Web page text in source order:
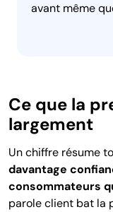
avant même
Ce que la
largement
Un chiffre résume
davantage
consommateurs
parole client bat la